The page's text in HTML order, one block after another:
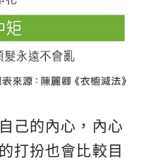
己的內心，內心
打扮也會比較目